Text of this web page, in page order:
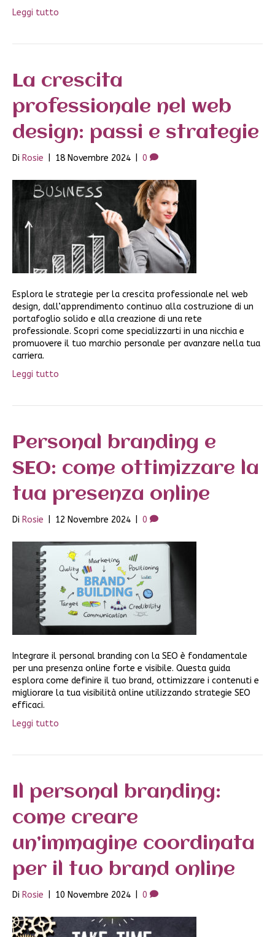
Leggi tutto
La crescita
professionale nel web
design: passi e strategie
Di Rosie 18 Novembre 2024 0
Esplora le strategie per la crescita professionale nel web
design, dall’apprendimento continuo alla costruzione di un
portafoglio solido e alla creazione di una rete
professionale. Scopri come specializzarti in una nicchia e
promuovere il tuo marchio personale per avanzare nella tua
carriera.
Leggi tutto
Personal branding e
SEO: come ottimizzare la
tua presenza online
Di Rosie 12 Novembre 2024 0
Integrare il personal branding con la SEO è fondamentale
per una presenza online forte e visibile. Questa guida
esplora come definire il tuo brand, ottimizzare i contenuti e
migliorare la tua visibilità online utilizzando strategie SEO
efficaci.
Leggi tutto
Il personal branding:
come creare
un’immagine coordinata
per il tuo brand online
Di Rosie 10 Novembre 2024 0